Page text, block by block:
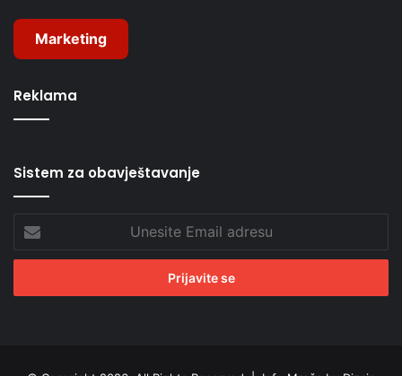
Marketing
Reklama
Sistem za obavještavanje
Unesite
Email
adresu